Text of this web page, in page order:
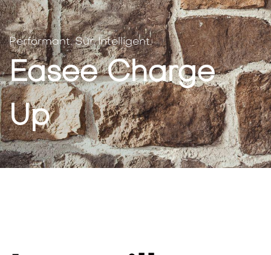
Performant. Sûr. Intelligent.
Easee Charge
Up